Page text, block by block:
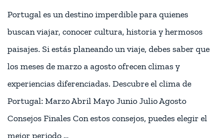
Portugal es un destino imperdible para quienes
buscan viajar, conocer cultura, historia y hermosos
paisajes. Si estás planeando un viaje, debes saber que
los meses de marzo a agosto ofrecen climas y
experiencias diferenciadas. Descubre el clima de
Portugal: Marzo Abril Mayo Junio Julio Agosto
Consejos Finales Con estos consejos, puedes elegir el
mejor periodo …